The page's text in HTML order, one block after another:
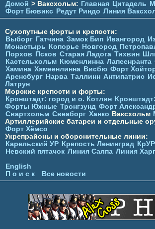
Домой > Ваксхольм: Главная Цитадель
Форт Бювикc Редут Риндо Линия
Сухопутные форты и крепости:
Выборг Гатчина Замок Бип Ивангород
Монастырь
Копорье Новгород
Порхов
Псков Старая Ладога Тихвин
Кастельхольм Кюменлинна Лапеенранта
Хамина Хямеенлинна Висбю Форт
Аренсбург Нарва Таллинн Антипатрис
Латрун
Морские крепости и форты:
Кронштадт: город и о. Котлин
Форты Южные Тронгзунд Форт
Свартхольм Свеаборг Ханко Ваксхольм
Артиллерийские батареи и отдельные
Форт Хёмсо
Укрепрайоны и оборонительные линии:
Карельский УР Крепость Ленинград КрУР
Невский пятачок Линия Салпа Линия
English
П о и с к
Все новости